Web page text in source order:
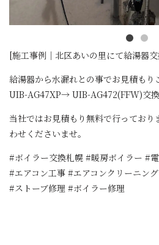
[施工事例｜北区あいの里にて給湯器
給湯器から水漏れとの事でお見積もり
UIB-AG47XP→ UIB-AG472(FFW)交換
当社ではお見積もり無料で行ってお
わせくださいませ。
#ボイラー交換札幌 #暖房ボイラー #
#エアコン工事 #エアコンクリーニン
#ストーブ修理 #ボイラー修理